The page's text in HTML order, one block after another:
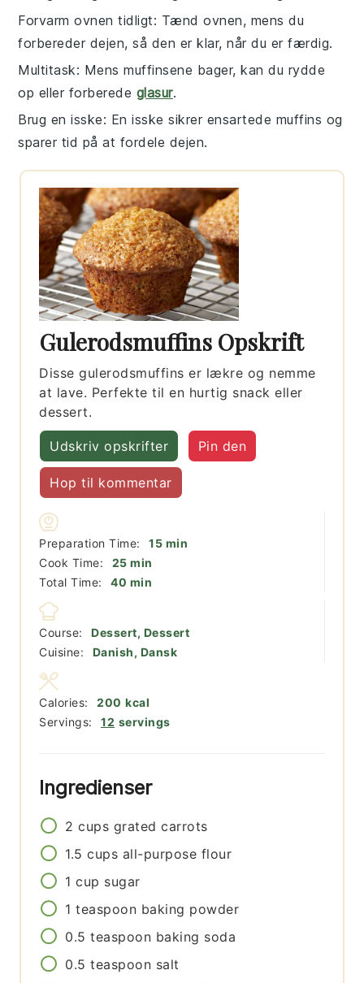
Forvarm ovnen tidligt: Tænd ovnen, mens du
forbereder dejen, så den er klar, når du er færdig.
Multitask: Mensmuffinsene bager, kan du rydde
op eller forberede glasur.
Brug en isske: Enisske sikrer ensartede muffins og
sparer tid på at fordele dejen.
Gulerodsmuffins Opskrift
Disse gulerodsmuffins er lækre og nemme
at lave. Perfekte til en hurtig snack eller
dessert.
Udskriv opskrifter Pin den
Hop til kommentar
Preparation Time: 15minutter
min
Cook Time:
25minutter
min
Total Time:
40 minutter
min
Course:
Dessert, Dessert
Cuisine:
Danish, Dansk
Servings: 12 servings
Calories: 200 kcal
Ingredienser
2 cups grated carrots
1.5 cups all-purpose flour
1 cup sugar
1 teaspoon baking powder
0.5 teaspoon baking soda
0.5 teaspoon salt